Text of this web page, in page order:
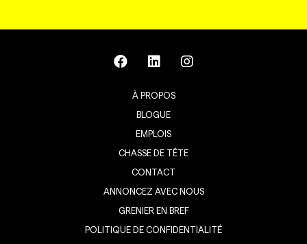
À PROPOS
BLOGUE
EMPLOIS
CHASSE DE TÊTE
CONTACT
ANNONCEZ AVEC NOUS
GRENIER EN BREF
POLITIQUE DE CONFIDENTIALITÉ